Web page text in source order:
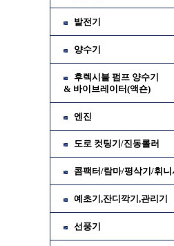
발전기
양수기
후렉시블 펌프 양수기
& 바이브레이터(액숀)
엔진
도로 컷팅기/진동롤러
콤팩터/람마/평삭기/휘니
예초기,잔디깍기,관리기
선풍기